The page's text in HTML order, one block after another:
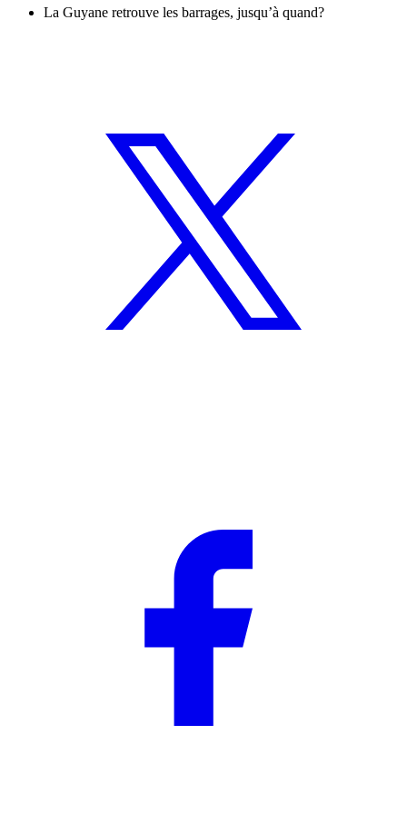
La Guyane retrouve les barrages, jusqu’à quand?